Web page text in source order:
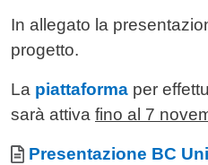
In allegato la
progetto.
La piattaforma per
sarà attiva fino al 7
Allegati
Documento
Presentazione BC